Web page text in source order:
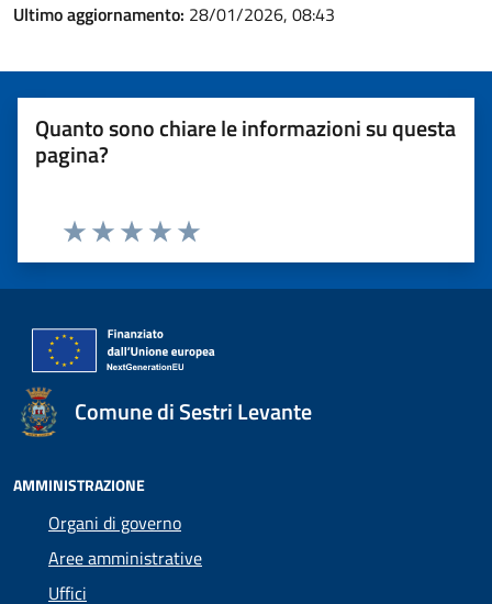
Ultimo aggiornamento: 28/01/2026, 08:43
Quanto sono chiare le informazioni su questa
pagina?
Valuta 5 stelle su 5
Valuta 4 stelle su 5
Valuta 3 stelle su 5
Valuta 2 stelle su 5
Valuta 1 stelle su 5
Comune di Sestri Levante
AMMINISTRAZIONE
Organi di governo
Aree amministrative
Uffici